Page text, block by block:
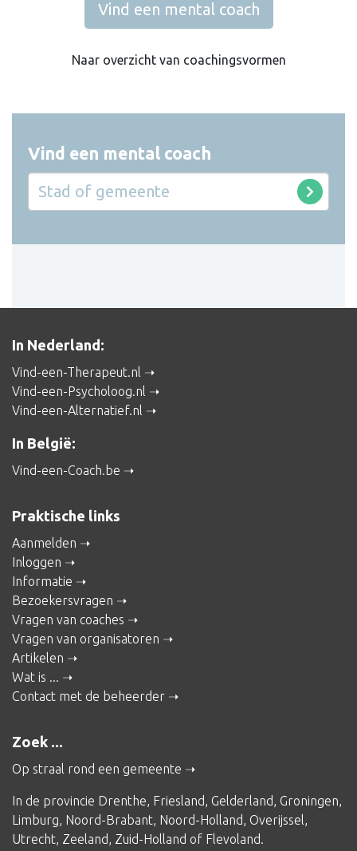
Vind een mental coach
Naar overzicht van coachingsvormen
Vind een mental coach
In Nederland:
Vind-een-Therapeut.nl
Vind-een-Psycholoog.nl
Vind-een-Alternatief.nl
In België:
Vind-een-Coach.be
Praktische links
Aanmelden
Inloggen
Informatie
Bezoekersvragen
Vragen van coaches
Vragen van organisatoren
Artikelen
Wat is ...
Contact met de beheerder
Zoek ...
Op straal rond een gemeente
In de provincie Drenthe Friesland Gelderland Groningen
Limburg Noord-Brabant Noord-Holland Overijssel
Utrecht Zeeland Zuid-Holland of Flevoland